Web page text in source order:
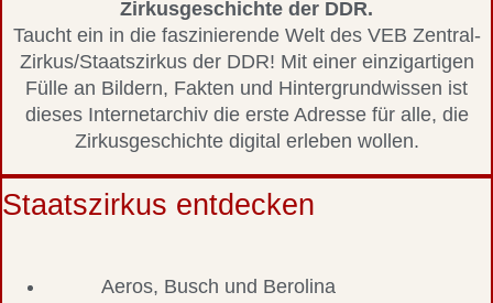
Zirkusgeschichte der DDR.
Taucht ein in die faszinierende Welt des VEB Zentral-
Zirkus/Staatszirkus der DDR! Mit einer einzigartigen
Fülle an Bildern, Fakten und Hintergrundwissen ist
dieses Internetarchiv die erste Adresse für alle, die
Zirkusgeschichte digital erleben wollen.
Staatszirkus entdecken
Aeros, Busch und Berolina